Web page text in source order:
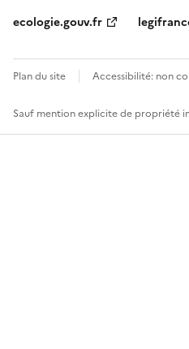
ecologie.gouv.fr
Plan du site Accessibilité: non
Sauf mention explicite de propriété